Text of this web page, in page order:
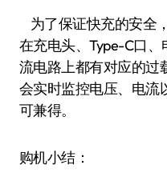
为了保证快充的安全
在充电头、Type-C口
流电路上都有对应的过
会实时监控电压、电流
可兼得。
购机小结：